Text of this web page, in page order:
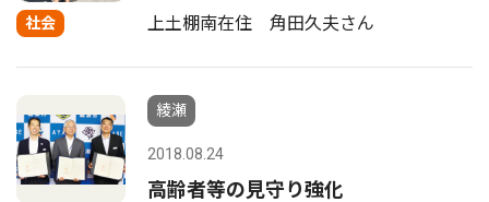
社会 上土棚南在住 角田久夫さん
綾瀬
2018.08.24
高齢者等の見守り強化